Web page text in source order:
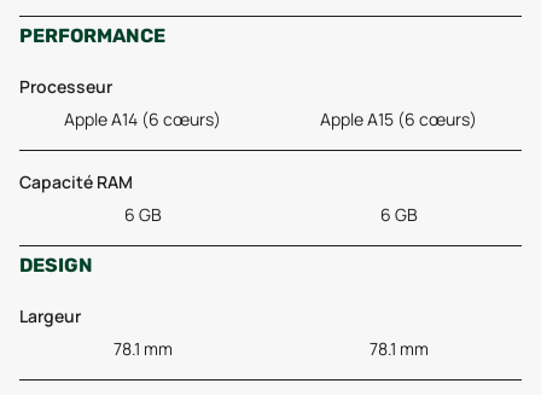
PERFORMANCE
Processeur
Apple A14 (6 cœurs)
Apple A15 (6 cœurs)
Capacité RAM
6 GB
6 GB
DESIGN
Largeur
78.1 mm
78.1 mm